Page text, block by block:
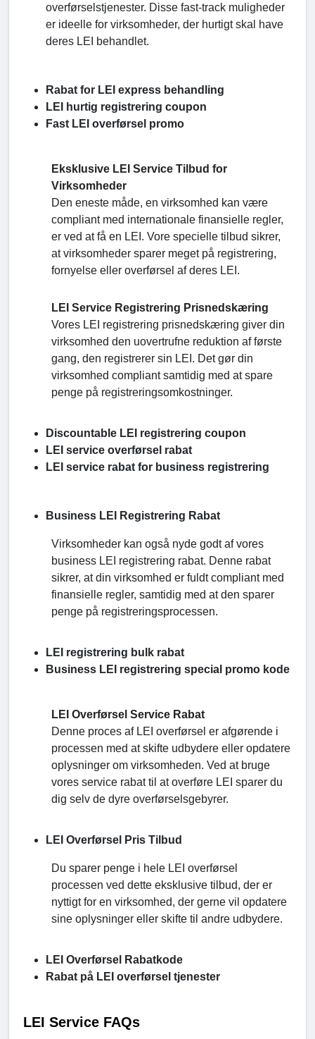
overførselstjenester. Disse fast-track muligheder
er ideelle for virksomheder, der hurtigt skal have
deres LEI behandlet.
Rabat for LEI express behandling
LEI hurtig registrering coupon
Fast LEI overførsel promo
Eksklusive LEI Service Tilbud for
Virksomheder
Den eneste måde, en virksomhed kan være
compliant med internationale finansielle regler,
er ved at få en LEI. Vore specielle tilbud sikrer,
at virksomheder sparer meget på registrering,
fornyelse eller overførsel af deres LEI.
LEI Service Registrering Prisnedskæring
Vores LEI registrering prisnedskæring giver din
virksomhed den uovertrufne reduktion af første
gang, den registrerer sin LEI. Det gør din
virksomhed compliant samtidig med at spare
penge på registreringsomkostninger.
Discountable LEI registrering coupon
LEI service overførsel rabat
LEI service rabat for business registrering
Business LEI Registrering Rabat
Virksomheder kan også nyde godt af vores
business LEI registrering rabat. Denne rabat
sikrer, at din virksomhed er fuldt compliant med
finansielle regler, samtidig med at den sparer
penge på registreringsprocessen.
LEI registrering bulk rabat
Business LEI registrering special promo kode
LEI Overførsel Service Rabat
Denne proces af LEI overførsel er afgørende i
processen med at skifte udbydere eller opdatere
oplysninger om virksomheden. Ved at bruge
vores service rabat til at overføre LEI sparer du
dig selv de dyre overførselsgebyrer.
LEI Overførsel Pris Tilbud
Du sparer penge i hele LEI overførsel
processen ved dette eksklusive tilbud, der er
nyttigt for en virksomhed, der gerne vil opdatere
sine oplysninger eller skifte til andre udbydere.
LEI Overførsel Rabatkode
Rabat på LEI overførsel tjenester
LEI Service FAQs